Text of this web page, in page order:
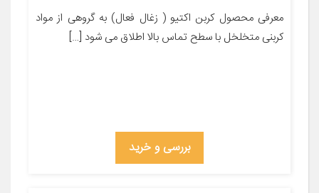
معرفی محصول کربن اکتیو ( زغال فعال) به گروهی از مواد
کربنی متخلخل با سطح تماس بالا اطلاق می شود […]
بررسی و خرید